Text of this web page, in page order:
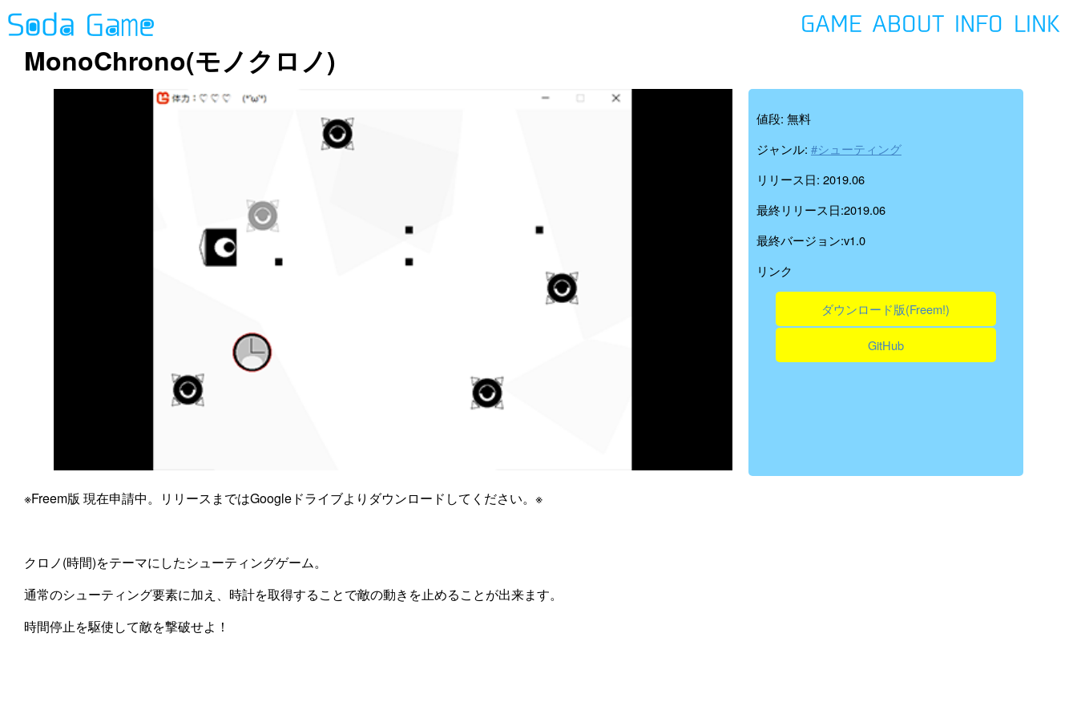
GAME ABOUT INFO LINK
MonoChrono(モノクロノ)
値段: 無料
ジャンル: #シューティング
リリース日: 2019.06
最終リリース日:2019.06
最終バージョン:v1.0
リンク
ダウンロード版(Freem!)
GitHub
※Freem版 現在申請中。リリースまではGoogleドライブよりダウンロードしてください。※
クロノ(時間)をテーマにしたシューティングゲーム。
通常のシューティング要素に加え、時計を取得することで敵の動きを止めることが出来ます。
時間停止を駆使して敵を撃破せよ！